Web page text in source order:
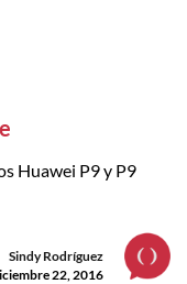
Huawei P9 y P9
Sindy Rodríguez
22, 2016